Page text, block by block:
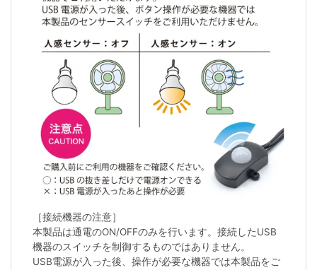
［接続機器の注意］
本製品は通電のON/OFFのみを行います。接続したUSB
機器のスイッチを制御するものではありません。
USB電源が入った後、操作が必要な機器では本製品をご